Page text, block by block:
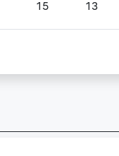
15 13